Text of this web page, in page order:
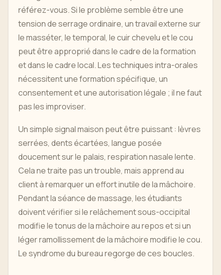
référez-vous. Si le problème semble être une
tension de serrage ordinaire, un travail externe sur
le masséter, le temporal, le cuir chevelu et le cou
peut être approprié dans le cadre de la formation
et dans le cadre local. Les techniques intra-orales
nécessitent une formation spécifique, un
consentement et une autorisation légale ; il ne faut
pas les improviser.
Un simple signal maison peut être puissant : lèvres
serrées, dents écartées, langue posée
doucement sur le palais, respiration nasale lente.
Cela ne traite pas un trouble, mais apprend au
client à remarquer un effort inutile de la mâchoire.
Pendant la séance de massage, les étudiants
doivent vérifier si le relâchement sous-occipital
modifie le tonus de la mâchoire au repos et si un
léger ramollissement de la mâchoire modifie le cou.
Le syndrome du bureau regorge de ces boucles.